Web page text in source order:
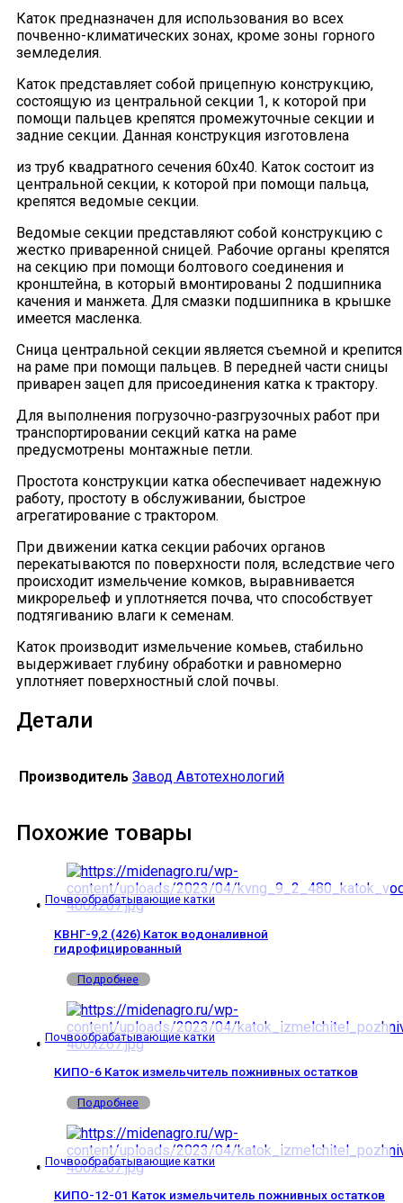
Каток предназначен для использования во всех
почвенно-климатических зонах, кроме зоны горного
земледелия.
Каток представляет собой прицепную конструкцию,
состоящую из центральной секции 1, к которой при
помощи пальцев крепятся промежуточные секции и
задние секции. Данная конструкция изготовлена
из труб квадратного сечения 60х40. Каток состоит из
центральной секции, к которой при помощи пальца,
крепятся ведомые секции.
Ведомые секции представляют собой конструкцию с
жестко приваренной сницей. Рабочие органы крепятся
на секцию при помощи болтового соединения и
кронштейна, в который вмонтированы 2 подшипника
качения и манжета. Для смазки подшипника в крышке
имеется масленка.
Сница центральной секции является съемной и крепится
на раме при помощи пальцев. В передней части сницы
приварен зацеп для присоединения катка к трактору.
Для выполнения погрузочно-разгрузочных работ при
транспортировании секций катка на раме
предусмотрены монтажные петли.
Простота конструкции катка обеспечивает надежную
работу, простоту в обслуживании, быстрое
агрегатирование с трактором.
При движении катка секции рабочих органов
перекатываются по поверхности поля, вследствие чего
происходит измельчение комков, выравнивается
микрорельеф и уплотняется почва, что способствует
подтягиванию влаги к семенам.
Каток производит измельчение комьев, стабильно
выдерживает глубину обработки и равномерно
уплотняет поверхностный слой почвы.
Детали
Производитель Завод Автотехнологий
Похожие товары
Почвообрабатывающие катки
КВНГ-9,2 (426) Каток водоналивной
гидрофицированный
Подробнее
Почвообрабатывающие катки
КИПО-6 Каток измельчитель пожнивных остатков
Подробнее
Почвообрабатывающие катки
КИПО-12-01 Каток измельчитель пожнивных остатков